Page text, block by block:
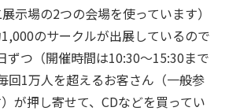
示場の2つの会場を使っています）
のサークルが出展しているので
ずつ（開催時間は10:30～15:30まで
回1万人を超えるお客さん（一般参
が押し寄せて、CDなどを買ってい